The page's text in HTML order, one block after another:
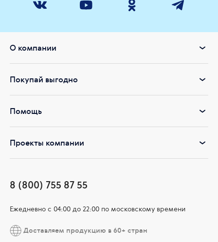
О компании
Покупай выгодно
Помощь
Проекты компании
8 (800) 755 87 55
Ежедневно c 04:00 до 22:00 по московскому времени
Доставляем продукцию в 60+ стран